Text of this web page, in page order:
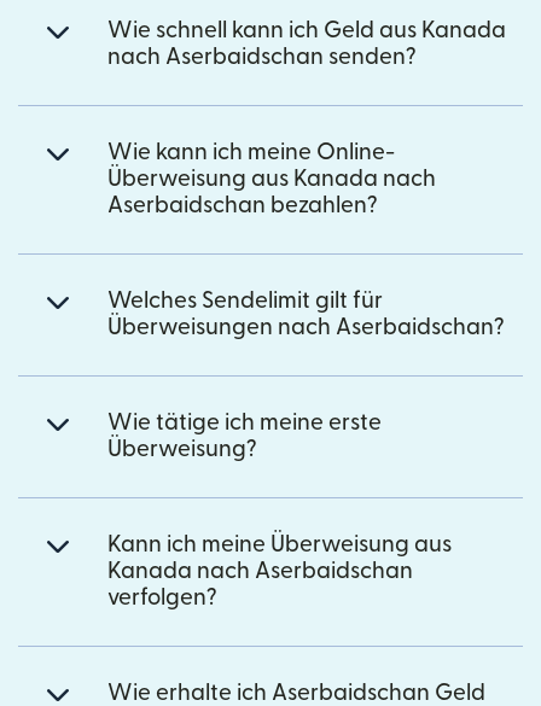
Wie schnell kann ich Geld aus Kanada
nach Aserbaidschan senden?
Wie kann ich meine Online-
Überweisung aus Kanada nach
Aserbaidschan bezahlen?
Welches Sendelimit gilt für
Überweisungen nach Aserbaidschan?
Wie tätige ich meine erste
Überweisung?
Kann ich meine Überweisung aus
Kanada nach Aserbaidschan
verfolgen?
Wie erhalte ich Aserbaidschan Geld